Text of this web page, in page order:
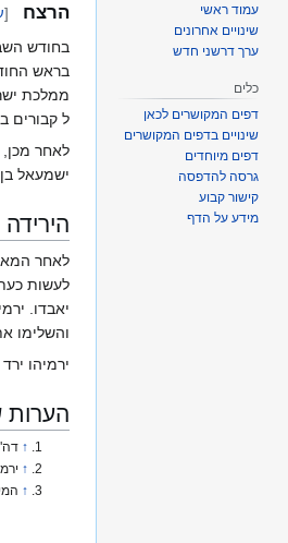
הרצח [
בחודש
בראש
ממלכת
ל קבורים
לאחר מכן,
ישמעאל
לאחר
לעשות
יאבדו.
והשלימו
ירמיהו
הערות
↑
↑
↑
עמוד ראשי
שינויים אחרונים
ערך דרשני חדש
כלים
דפים המקושרים לכאן
שינויים בדפים המקושרים
דפים מיוחדים
גרסה להדפסה
קישור קבוע
מידע על הדף